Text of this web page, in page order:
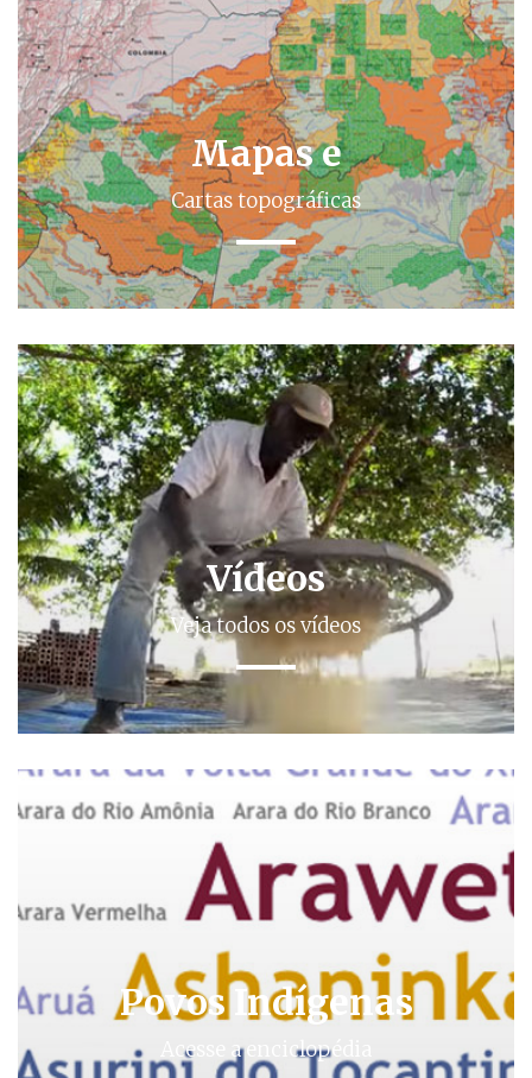
Mapas e
Cartas topográficas
Vídeos
Veja todos os vídeos
Povos Indígenas
Acesse a enciclopédia